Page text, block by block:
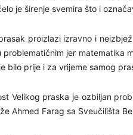
je širenje svemira što i
proizlazi izravno i
problematičnim jer matematika
bilo prije i za vrijeme samog
Velikog praska je ozbiljan
Ahmed Farag sa Sveučilišta